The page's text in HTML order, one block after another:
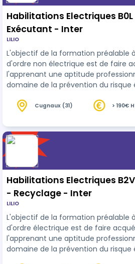
Habilitations Electriques
Exécutant - Inter
LILIO
L'objectif de la formation préalable
d'ordre non électrique est de faire
l'apprenant une aptitude
domaine de la prévention du risque
motorisation thermique, électrique
embarquée très basse tension
tension (BT) La norme NF C 18550
prescriptions applicable à cette formation. La
formation préalable à l'habilitatio…
Cugnaux (31) > 190€
Habilitations Electriques
- Recyclage - Inter
LILIO
L'objectif de la formation préalable
d'ordre électrique est de faire
l'apprenant une aptitude
domaine de la prévention du risque